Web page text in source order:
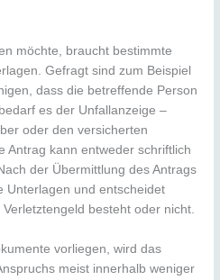
möchte, braucht bestimmte
Gefragt sind zum Beispiel
dass die betreffende Person
es der Unfallanzeige –
oder den versicherten
Antrag kann entweder schriftlich
der Übermittlung des Antrags
Unterlagen und entscheidet
besteht oder nicht.
vorliegen, wird das
meist innerhalb weniger